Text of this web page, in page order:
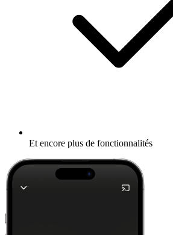
Et encore plus de fonctionnalités